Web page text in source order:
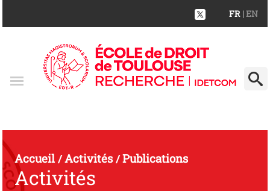
FR | EN
Accueil/Activités/Publications
Activités